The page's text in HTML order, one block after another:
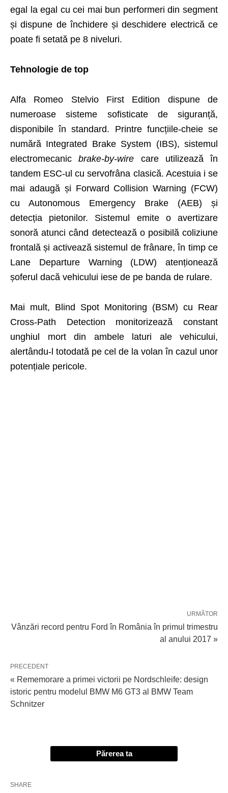
egal la egal cu cei mai bun performeri din segment
și dispune de închidere și deschidere electrică ce
poate fi setată pe 8 niveluri.
Tehnologie de top
Alfa Romeo Stelvio First Edition dispune de
numeroase sisteme sofisticate de siguranță,
disponibile în standard. Printre funcțiile-cheie se
numără Integrated Brake System (IBS), sistemul
electromecanicbrake-by-wire care utilizează în
tandem ESC-ul cu servofrâna clasică. Acestuia i se
mai adaugă și Forward Collision Warning (FCW)
cu Autonomous Emergency Brake (AEB) și
detecția pietonilor. Sistemul emite o avertizare
sonoră atunci când detectează o posibilă coliziune
frontală și activează sistemul de frânare, în timp ce
Lane Departure Warning (LDW) atenționează
șoferul dacă vehicului iese de pe banda de rulare.
Mai mult, Blind Spot Monitoring (BSM) cu Rear
Cross-Path Detection monitorizează constant
unghiul mort din ambele laturi ale vehicului,
alertându-l totodată pe cel de la volan în cazul unor
potențiale pericole.
URMĂTOR
Vânzări record pentru Ford în România în primul trimestru
al anului 2017 »
PRECEDENT
« Rememorare a primei victorii pe Nordschleife: design
istoric pentru modelul BMW M6 GT3 al BMW Team
Schnitzer
Părerea ta
SHARE